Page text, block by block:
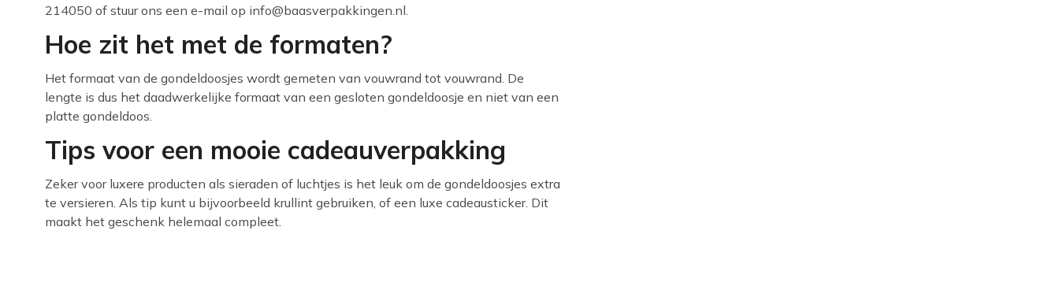
214050 of stuur ons een e-mail op info@baasverpakkingen.nl.
Hoe zit het met de formaten?
Het formaat van de gondeldoosjes wordt gemeten van vouwrand tot vouwrand. De
lengte is dus het daadwerkelijke formaat van een gesloten gondeldoosje en niet van een
platte gondeldoos.
Tips voor een mooie cadeauverpakking
Zeker voor luxere producten als sieraden of luchtjes is het leuk om de gondeldoosjes extra
te versieren. Als tip kunt u bijvoorbeeld krullint gebruiken, of een luxe cadeausticker. Dit
maakt het geschenk helemaal compleet.